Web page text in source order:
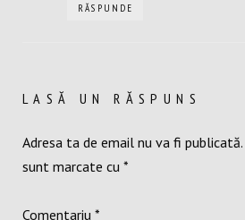
RĂSPUNDE
LASĂ UN RĂSPUNS
Adresa ta de email nu va fi publicată.
sunt marcate cu *
Comentariu *